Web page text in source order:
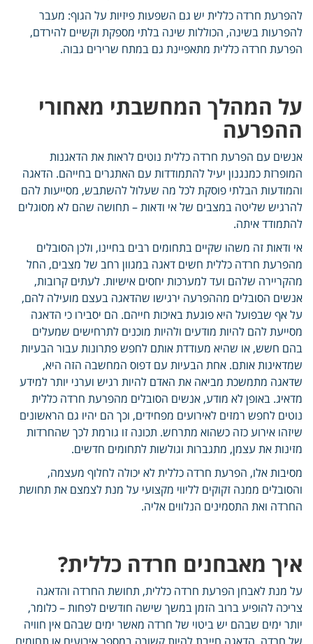
להפרעת חרדה כללית יש גם השפעות פיזיות על הגוף: מעבר
להפרעות בשינה, הכוללות שינה בלתי מספקת וקשיים להירדם,
הפרעת חרדה כללית מתאפיינת גם במתח שרירים גבוה.
על המהלך המחשבתי מאחורי
ההפרעה
אנשים עם הפרעת חרדה כללית נוטים לראות את הדאגנות
המופרזת כמנגנון יעיל להתמודדות עם האתגרים בחייהם. הדאגה
והמודעות הבלתי פוסקת לכל מה שעלול להשתבש, מסייעות להם
להרגיש שליטה במצבים של אי ודאות – תחושה שהם לא מסוגלים
להתמודד איתה.
אי ודאות זה משהו שקיים בתחומים רבים בחיינו, ולכן הסובלים
מהפרעת חרדה כללית חשים דאגה במגוון רחב של מצבים, החל
מהקריירה שלהם ועד למערכות יחסים אישיות. לעתים קרובות,
אנשים הסובלים מההפרעה ירגישו שהדאגה בעצם מועילה להם,
על אף שבפועל היא פוגעת באיכות חייהם. הם יסבירו כי הדאגה
מסייעת להם להיות מודעים ולהיות מוכנים לתרחישים שמעלים
בהם חשש, או שהיא מעודדת אותם לחפש פתרונות עבור הבעיות
שמדאיגות אותם. אחת הבעיות עם דפוס המחשבה הזה היא,
שדאגה מתמשכת מביאה את האדם להיות רגיש וערני יותר למידע
מדאיג. באופן לא מודע, אנשים הסובלים מהפרעת חרדה כללית
נוטים לחפש רמזים לאירועים מפחידים, וכך הם יהיו גם הראשונים
שיזהו אירוע כזה כשהוא מתרחש. תכונה זו גורמת לכך שהחרדות
מזינות את עצמן, מתגברות וגולשות לתחומים חדשים.
מסיבות אלו, הפרעת חרדה כללית לא יכולה לחלוף מעצמה,
והסובלים ממנה זקוקים לליווי מקצועי על מנת לצמצם את תחושת
החרדה ואת התסמינים הנלווים אליה.
איך מאבחנים חרדה כללית?
על מנת לאבחן הפרעת חרדה כללית, תחושת החרדה והדאגה
צריכה להופיע ברוב הזמן במשך שישה חודשים לפחות – כלומר,
יותר ימים שבהם יש ביטוי של חרדה מאשר ימים שבהם אין חוויה
של חרדה. הדאגה חייבת להיות קשורה במספר אירועים או תחומים,